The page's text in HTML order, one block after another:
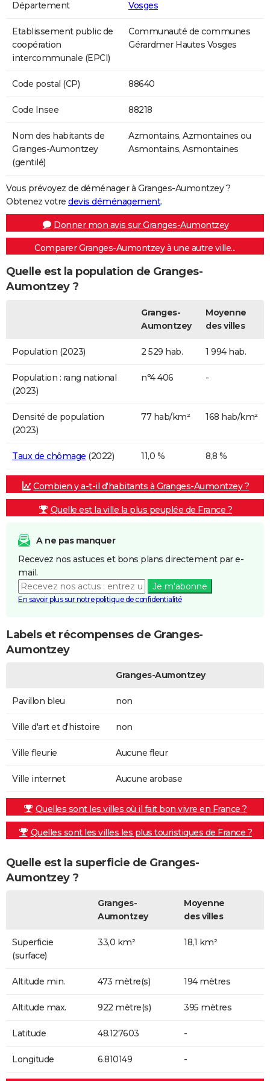
Département Vosges
Etablissement public de
coopération
intercommunale (EPCI)
Communauté de communes
Gérardmer Hautes Vosges
Code postal (CP) 88640
Code Insee 88218
Nom des habitants de
Granges-Aumontzey
(gentilé)
Azmontains, Azmontaines ou
Asmontains, Asmontaines
Vous prévoyez de déménager à Granges-Aumontzey ?
Obtenez votre devis déménagement.
Donner mon avis sur Granges-Aumontzey
Comparer Granges-Aumontzey à une autre ville...
Quelle est la population de Granges-
Aumontzey ?
Granges-
Aumontzey
Moyenne
des villes
Population (2023) 2 529 hab. 1 994 hab.
Population : rang national
(2023)
n°4 406 -
Densité de population
(2023)
77 hab/km² 168 hab/km²
Taux de chômage (2022) 11,0 % 8,8 %
Combien y a-t-il d'habitants à Granges-Aumontzey ?
Quelle est la ville la plus peuplée de France ?
A ne pas manquer
Recevez nos astuces et bons plans directement par e-
mail.
Je m'abonne
En savoir plus sur notre politique de confidentialité
Labels et récompenses de Granges-
Aumontzey
Granges-Aumontzey
Pavillon bleu non
Ville d'art et d'histoire non
Ville fleurie Aucune fleur
Ville internet Aucune arobase
Quelles sont les villes où il fait bon vivre en France ?
Quelles sont les villes les plus touristiques de France ?
Quelle est la superficie de Granges-
Aumontzey ?
Granges-
Aumontzey
Moyenne
des villes
Superficie
(surface)
33,0 km² 18,1 km²
Altitude min. 473 mètre(s) 194 mètres
Altitude max. 922 mètre(s) 395 mètres
Latitude 48.127603 -
Longitude 6.810149 -